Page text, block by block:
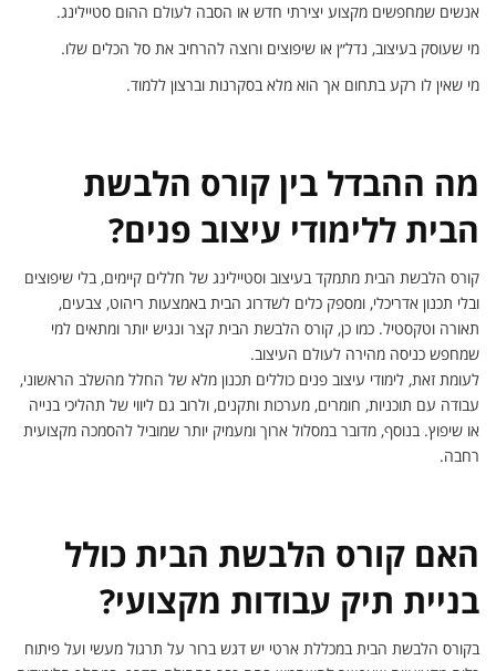
אנשים שמחפשים מקצוע יצירתי חדש או הסבה לעולם ההום סטיילינג.
מי שעוסק בעיצוב, נדל״ן או שיפוצים ורוצה להרחיב את סל הכלים שלו.
מי שאין לו רקע בתחום אך הוא מלא בסקרנות וברצון ללמוד.
מה ההבדל בין קורס הלבשת
הבית ללימודי עיצוב פנים?
קורס הלבשת הבית מתמקד בעיצוב וסטיילינג של חללים קיימים, בלי שיפוצים
ובלי תכנון אדריכלי, ומספק כלים לשדרוג הבית באמצעות ריהוט, צבעים,
תאורה וטקסטיל. כמו כן, קורס הלבשת הבית קצר ונגיש יותר ומתאים למי
שמחפש כניסה מהירה לעולם העיצוב.
לעומת זאת, לימודי עיצוב פנים כוללים תכנון מלא של החלל מהשלב הראשוני,
עבודה עם תוכניות, חומרים, מערכות ותקנים, ולרוב גם ליווי של תהליכי בנייה
או שיפוץ. בנוסף, מדובר במסלול ארוך ומעמיק יותר שמוביל להסמכה מקצועית
רחבה.
האם קורס הלבשת הבית כולל
בניית תיק עבודות מקצועי?
בקורס הלבשת הבית במכללת ארטי יש דגש ברור על תרגול מעשי ועל פיתוח